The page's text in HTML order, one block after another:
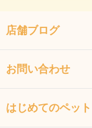
店舗ブログ
お問い合わせ
はじめてのペット